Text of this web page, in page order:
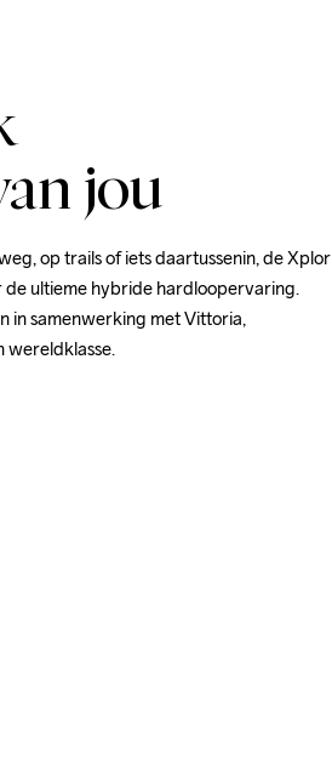
jou
op trails of iets daartussenin, de Xplor
de ultieme hybride hardloopervaring.
in samenwerking met Vittoria,
wereldklasse.